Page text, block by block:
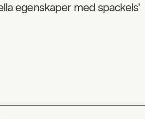
egenskaper med spackels'